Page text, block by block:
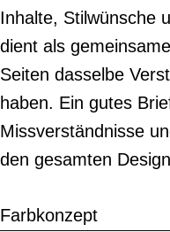
Inhalte, Stilwünsche
dient als
Seiten dasselbe
haben. Ein gutes
Missverständnisse
den gesamten
Farbkonzept